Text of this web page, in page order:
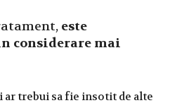
este
considerare mai
trebui sa fie insotit de alte